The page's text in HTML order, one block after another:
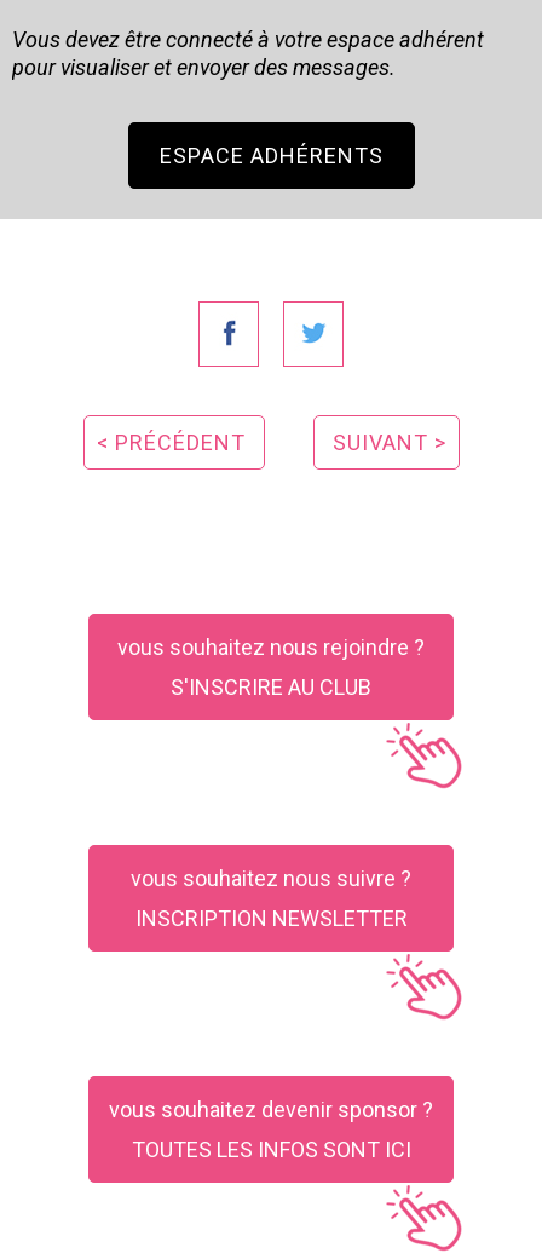
Vous devez être connecté à votre espace adhérent
pour visualiser et envoyer des messages.
ESPACE ADHÉRENTS
< PRÉCÉDENT SUIVANT >
vous souhaitez nous rejoindre ?
S'INSCRIRE AU CLUB
vous souhaitez nous suivre ?
INSCRIPTION NEWSLETTER
vous souhaitez devenir sponsor ?
TOUTES LES INFOS SONT ICI